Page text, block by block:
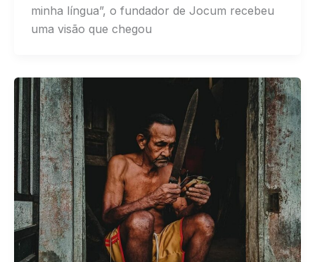
minha língua”, o fundador de Jocum recebeu
uma visão que chegou